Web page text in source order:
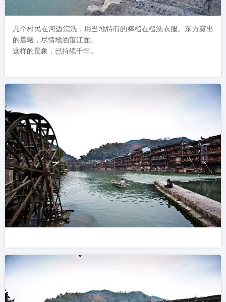
几个村民在河边浣洗，用当地特有的棒槌在槌洗衣服。东方露出
的晨曦，尽情地洒落江面。
这样的景象，已持续千年。